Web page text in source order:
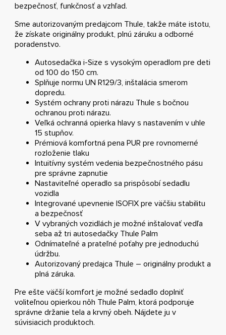
bezpečnosť, funkčnosť a vzhľad.
Sme autorizovaným predajcom Thule, takže máte istotu,
že získate originálny produkt, plnú záruku a odborné
poradenstvo.
Autosedačka i-Size s vysokým operadlom pre deti
od 100 do 150 cm.
Splňuje normu UN R129/3, inštalácia smerom
dopredu.
Systém ochrany proti nárazu Thule s bočnou
ochranou proti nárazu.
Veľká ochranná opierka hlavy s nastavením v uhle
15 stupňov.
Prémiová komfortná pena PUR pre rovnomerné
rozloženie tlaku
Intuitívny systém vedenia bezpečnostného pásu
pre správne zapnutie
Nastaviteľné operadlo sa prispôsobí sedadlu
vozidla
Integrované upevnenie ISOFIX pre väčšiu stabilitu
a bezpečnosť
V vybraných vozidlách je možné inštalovať vedľa
seba až tri autosedačky Thule Palm
Odnímateľné a prateľné poťahy pre jednoduchú
údržbu.
Autorizovaný predajca Thule – originálny produkt a
plná záruka.
Pre ešte väčší komfort je možné sedadlo doplniť
voliteľnou opierkou nôh Thule Palm, ktorá podporuje
správne držanie tela a krvný obeh. Nájdete ju v
súvisiacich produktoch.